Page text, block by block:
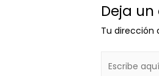
Deja
Tu dirección